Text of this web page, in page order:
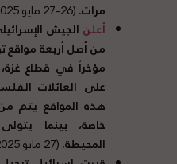
مرات.(26-27 مايو 2025)
أعلن الجيش
من أصل أربعة مواقع
مؤخراً في قطاع
على العائلات
هذه المواقع يتم
خاصة، بينما
المحيطة.(27 مايو 2025)